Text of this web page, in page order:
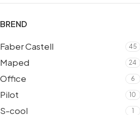
BREND
Faber Castell 45
Maped 24
Office 6
Pilot 10
S-cool 1